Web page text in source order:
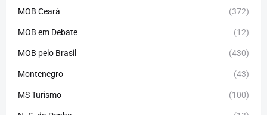
MOB Ceará (372)
MOB em Debate (12)
MOB pelo Brasil (430)
Montenegro (43)
MS Turismo (100)